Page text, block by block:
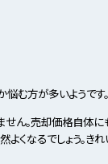
む方が多いようです。
ん。売却価格自体に
くなるでしょう。き